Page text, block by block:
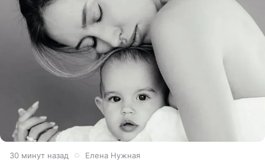
30 минут назад Елена Нужная